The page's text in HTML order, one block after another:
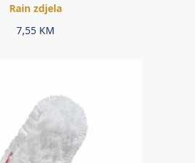
Rain zdjela
7,55 KM